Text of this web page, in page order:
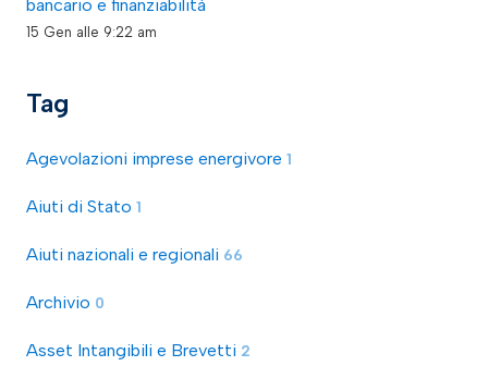
bancario e finanziabilità
15 Gen alle 9:22 am
Tag
Agevolazioni imprese energivore 1
Aiuti di Stato 1
Aiuti nazionali e regionali 66
Archivio 0
Asset Intangibili e Brevetti 2